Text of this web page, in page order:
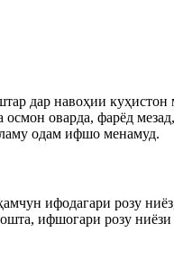
дар навоҳии куҳистон
оварда, фарёд
одам ифшо менамуд.
ифодагари розу
ифшогари розу